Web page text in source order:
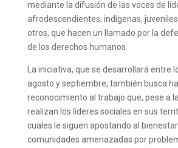
mediante la difusión de las voces de
afrodescendientes, indígenas, juveniles
otros, que hacen un llamado por la
de los derechos humanos.
La iniciativa, que se desarrollará entre
agosto y septiembre, también busca
reconocimiento al trabajo que, pese a
realizan los líderes sociales en sus
cuales le siguen apostando al
comunidades amenazadas por